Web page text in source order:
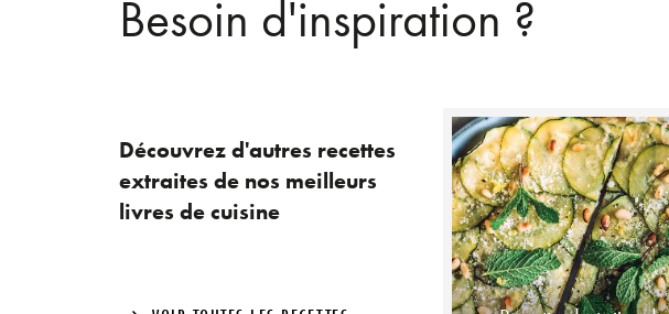
Besoin d'inspiration ?
Découvrez d'autres recettes
extraites de nos meilleurs
livres de cuisine